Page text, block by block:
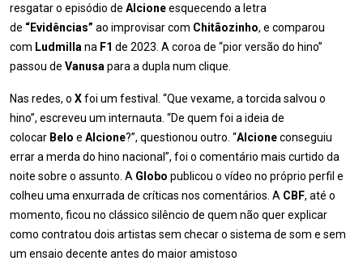
resgatar o episódio de Alcioneesquecendo a letra
de “Evidências” ao improvisar com Chitãozinho, e comparou
com Ludmillana F1 de 2023. A coroa de “pior versão do hino”
passou de Vanusapara a dupla num clique.
Nas redes, o Xfoi um festival. “Que vexame, a torcida salvou o
hino”, escreveu um internauta. “De quem foi a ideia de
colocar Belo e Alcione?”, questionou outro. “Alcioneconseguiu
errar a merda do hino nacional”, foi o comentário mais curtido da
noite sobre o assunto. A Globo publicou o vídeo no próprio perfil e
colheu uma enxurrada de críticas nos comentários. A CBF, até o
momento, ficou no clássico silêncio de quem não quer explicar
como contratou dois artistas sem checar o sistema de som e sem
um ensaio decente antes do maior amistoso